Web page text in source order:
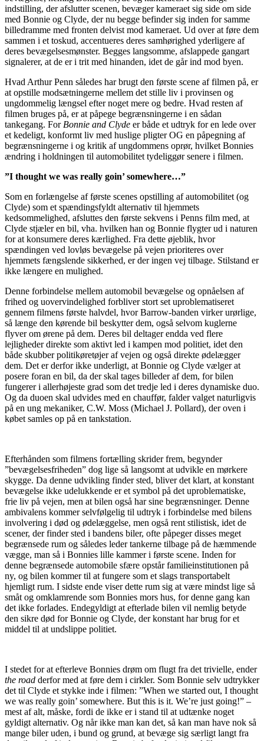
indstilling, der afslutter scenen, bevæger kameraet sig side om side
med Bonnie og Clyde, der nu begge befinder sig inden for samme
billedramme med fronten delvist mod kameraet. Ud over at føre dem
sammen i et toskud, accentueres deres samhørighed yderligere af
deres bevægelsesmønster. Begges langsomme, afslappede gangart
signalerer, at de er i trit med hinanden, idet de går ind mod byen.
Hvad Arthur Penn således har brugt den første scene af filmen på, er
at opstille modsætningerne mellem det stille liv i provinsen og
ungdommelig længsel efter noget mere og bedre. Hvad resten af
filmen bruges på, er at påpege begrænsningerne i en sådan
tankegang. For Bonnie and Clyde er både et udtryk for en lede over
et kedeligt, konformt liv med huslige pligter OG en påpegning af
begrænsningerne i og kritik af ungdommens oprør, hvilket Bonnies
ændring i holdningen til automobilitet tydeliggør senere i filmen.
”I thought we was really goin’ somewhere…”
Som en forlængelse af første scenes opstilling af automobilitet (og
Clyde) som et spændingsfyldt alternativ til hjemmets
kedsommelighed, afsluttes den første sekvens i Penns film med, at
Clyde stjæler en bil, vha. hvilken han og Bonnie flygter ud i naturen
for at konsumere deres kærlighed. Fra dette øjeblik, hvor
spændingen ved lovløs bevægelse på vejen prioriteres over
hjemmets fængslende sikkerhed, er der ingen vej tilbage. Stilstand er
ikke længere en mulighed.
Denne forbindelse mellem automobil bevægelse og opnåelsen af
frihed og uovervindelighed forbliver stort set uproblematiseret
gennem filmens første halvdel, hvor Barrow-banden virker urørlige,
så længe den kørende bil beskytter dem, også selvom kuglerne
flyver om ørene på dem. Deres bil deltager endda ved flere
lejligheder direkte som aktivt led i kampen mod politiet, idet den
både skubber politikøretøjer af vejen og også direkte ødelægger
dem. Det er derfor ikke underligt, at Bonnie og Clyde vælger at
posere foran en bil, da der skal tages billeder af dem, for bilen
fungerer i allerhøjeste grad som det tredje led i deres dynamiske duo.
Og da duoen skal udvides med en chauffør, falder valget naturligvis
på en ung mekaniker, C.W. Moss (Michael J. Pollard), der oven i
købet samles op på en tankstation.
Efterhånden som filmens fortælling skrider frem, begynder
”bevægelsesfriheden” dog lige så langsomt at udvikle en mørkere
skygge. Da denne udvikling finder sted, bliver det klart, at konstant
bevægelse ikke udelukkende er et symbol på det uproblematiske,
frie liv på vejen, men at bilen også har sine begrænsninger. Denne
ambivalens kommer selvfølgelig til udtryk i forbindelse med bilens
involvering i død og ødelæggelse, men også rent stilistisk, idet de
scener, der finder sted i bandens biler, ofte påpeger disses meget
begrænsede rum og således leder tankerne tilbage på de hæmmende
vægge, man så i Bonnies lille kammer i første scene. Inden for
denne begrænsede automobile sfære opstår familieinstitutionen på
ny, og bilen kommer til at fungere som et slags transportabelt
hjemligt rum. I sidste ende viser dette rum sig at være mindst lige så
småt og omklamrende som Bonnies mors hus, for denne gang kan
det ikke forlades. Endegyldigt at efterlade bilen vil nemlig betyde
den sikre død for Bonnie og Clyde, der konstant har brug for et
middel til at undslippe politiet.
I stedet for at efterleve Bonnies drøm om flugt fra det trivielle, ender
the road derfor med at føre dem i cirkler. Som Bonnie selv udtrykker
det til Clyde et stykke inde i filmen: ”When we started out, I thought
we was really goin’ somewhere. But this is it. We’re just going!” –
mest af alt, måske, fordi de ikke er i stand til at udtænke noget
gyldigt alternativ. Og når ikke man kan det, så kan man have nok så
mange biler uden, i bund og grund, at bevæge sig særligt langt fra